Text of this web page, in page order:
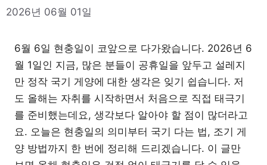
2026년 06월 01일
6월 6일 현충일이 코앞으로 다가왔습니다. 2026년 6
월 1일인 지금, 많은 분들이 공휴일을 앞두고 설레지
만 정작 국기 게양에 대한 생각은 잊기 쉽습니다. 저
도 올해는 자취를 시작하면서 처음으로 직접 태극기
를 준비했는데요, 생각보다 알아야 할 점이 많더라고
요. 오늘은 현충일의 의미부터 국기 다는 법, 조기 게
양 방법까지 한 번에 정리해 드리겠습니다. 이 글만